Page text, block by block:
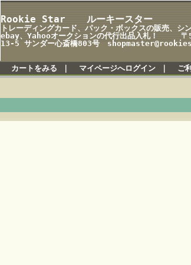
Rookie Star ルーキースター
トレーディングカード、パック・ボックスの販売、シ
ebay、Yahooオークションの代行出品入札！ 〒
13-5 サンダー心斎橋803号
カートをみる マイページへログイン ご